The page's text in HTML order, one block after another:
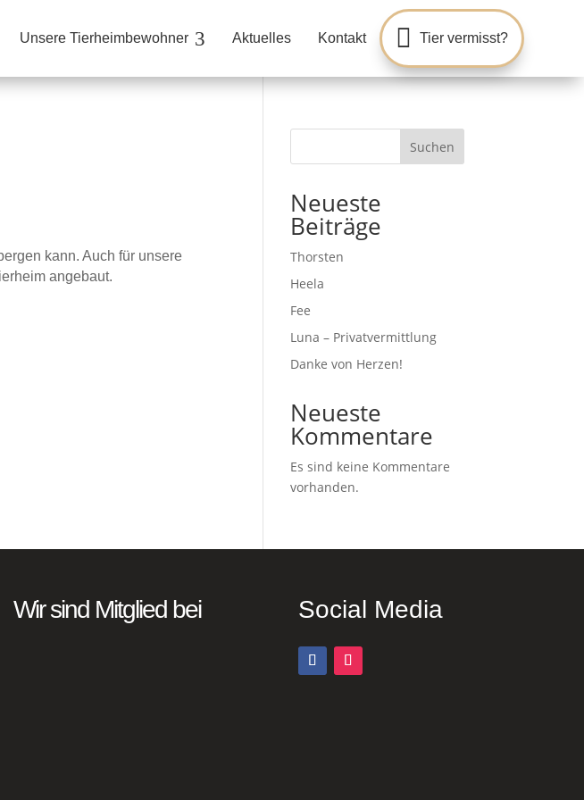
3
Unsere Tierheimbewohner Aktuelles Kontakt  Tier vermisst?
kann. Auch für unsere
angebaut.
Suchen
Neueste
Beiträge
Thorsten
Heela
Fee
Luna – Privatvermittlung
Danke von Herzen!
Neueste
Kommentare
Es sind keine Kommentare
vorhanden.
Wir sind Mitglied bei Social Media